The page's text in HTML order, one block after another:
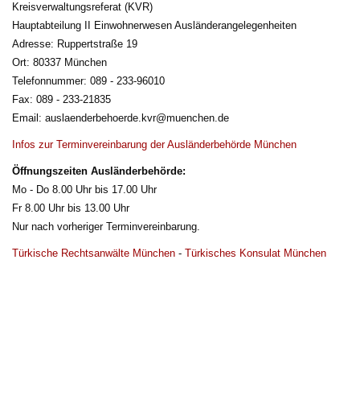
Kreisverwaltungsreferat (KVR)
Hauptabteilung II Einwohnerwesen Ausländerangelegenheiten
Adresse: Ruppertstraße 19
Ort: 80337 München
Telefonnummer: 089 - 233-96010
Fax: 089 - 233-21835
Email: auslaenderbehoerde.kvr@muenchen.de
Infos zur Terminvereinbarung der Ausländerbehörde München
Öffnungszeiten Ausländerbehörde:
Mo - Do 8.00 Uhr bis 17.00 Uhr
Fr 8.00 Uhr bis 13.00 Uhr
Nur nach vorheriger Terminvereinbarung.
Türkische Rechtsanwälte München - Türkisches Konsulat München